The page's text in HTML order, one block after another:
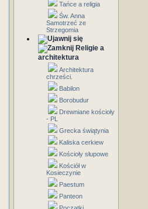
Tańce a religia
Św. Anna
Samotrzeć ze
Strzegomia
Religie a
architektura
Architektura
chrześci.
Babilon
Borobudur
Drewniane kościoły
- PL
Grecka świątynia
Kaliska cerkiew
Kościoły słupowe
Kościół w
Kosieczynie
Paestum
Panteon